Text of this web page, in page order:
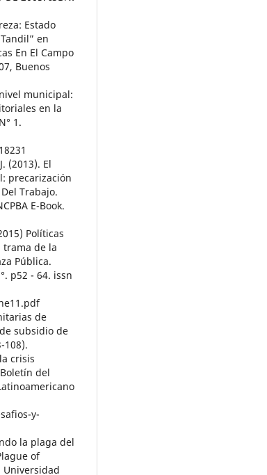
Estado
en
En El Campo
Buenos
nivel municipal:
en la
1.
(2013). El
precarización
Trabajo.
E-Book.
Políticas
trama de la
Pública.
p52 - 64. issn
de
subsidio de
108).
crisis
del
y-
la plaga del
of
Universidad